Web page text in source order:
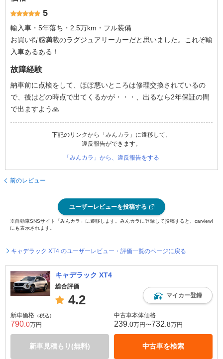
5
輸入車・5年落ち・2.5万km・フル装備
お買い得感満載のラグジュアリーカーだと思いました。これぞ輸
入車あるある！
故障経験
納車前に点検をして、ほぼ悪いところは修理交換されているの
で、後はどの時点で出てくるかが・・・、出るなら2年保証の間
で出ますよう🙏
下記のリンクから「みんカラ」に遷移して、
違反報告ができます。
「みんカラ」から、違反報告をする
前のレビュー
ユーザーレビューを投稿する
※自動車SNSサイト「みんカラ」に遷移します。みんカラに登録して投稿すると、carview!
にも表示されます。
キャデラック XT4 のユーザーレビュー・評価一覧のページに戻る
キャデラック XT4
総合評価
4.2 マイカー登録
新車価格 （税込）
790 .0万円
新車見積もり(無料)
中古車本体価格
239 .0万円〜732 .8万円
中古車を検索